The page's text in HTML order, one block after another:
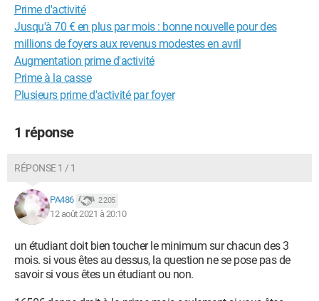
Prime d'activité
Jusqu'à 70 € en plus par mois : bonne nouvelle pour des
millions de foyers aux revenus modestes en avril
Augmentation prime d'activité
Prime à la casse
Plusieurs prime d'activité par foyer
1 réponse
RÉPONSE 1 / 1
PA486 2 205
12 août 2021 à 20:10
un étudiant doit bien toucher le minimum sur chacun des 3
mois. si vous êtes au dessus, la question ne se pose pas de
savoir si vous êtes un étudiant ou non.